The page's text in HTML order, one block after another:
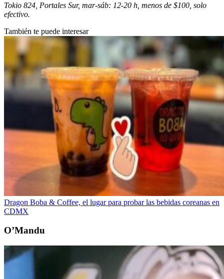
Tokio 824, Portales Sur, mar-sáb: 12-20 h, menos de $100, solo
efectivo.
También te puede interesar
Dragon Boba & Coffee, el lugar para probar las bebidas coreanas en
CDMX
O’Mandu